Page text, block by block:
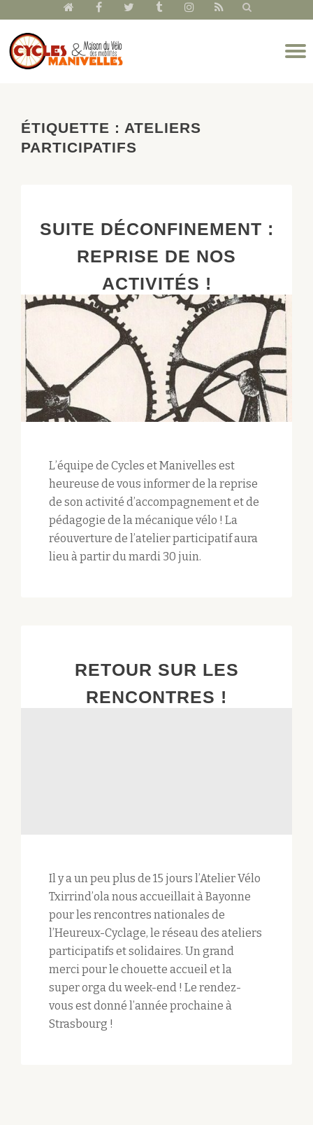
Aller
au
fa-
fa-
fa-
fa-
fa-
fa-
ÉTIQUETTE : ATELIERS
PARTICIPATIFS
SUITE DÉCONFINEMENT :
REPRISE DE NOS
ACTIVITÉS !
L’équipe de Cycles et Manivelles est
heureuse de vous informer de la reprise
de son activité d’accompagnement et de
pédagogie de la mécanique vélo ! La
réouverture de l’atelier participatif aura
lieu à partir du mardi 30 juin.
RETOUR SUR LES
RENCONTRES !
Il y a un peu plus de 15 jours l’Atelier Vélo
Txirrind’ola nous accueillait à Bayonne
pour les rencontres nationales de
l’Heureux-Cyclage, le réseau des ateliers
participatifs et solidaires. Un grand
merci pour le chouette accueil et la
super orga du week-end ! Le rendez-
vous est donné l’année prochaine à
Strasbourg !